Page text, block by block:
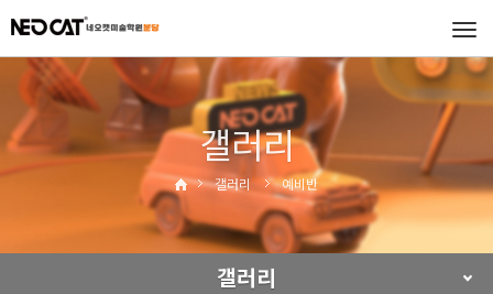
갤러리
갤러리 예비반
갤러리